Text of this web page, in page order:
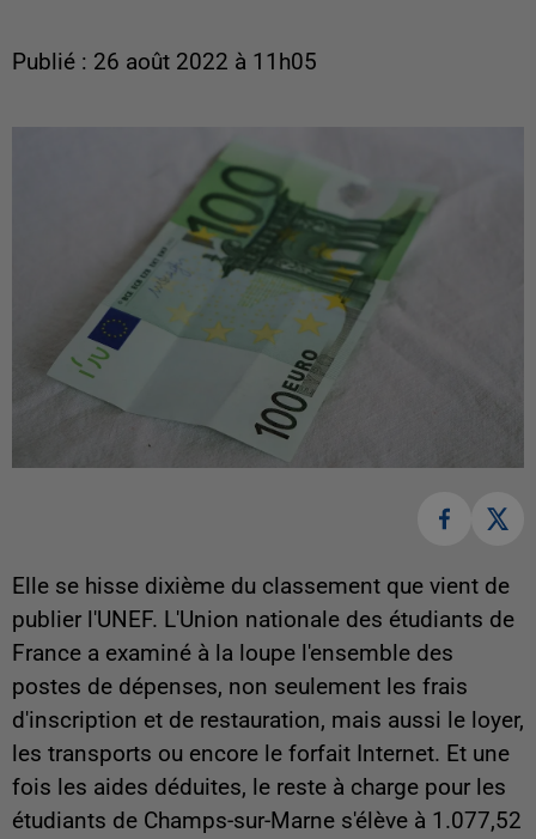
Publié : 26 août 2022 à 11h05
Elle se hisse dixième du classement que vient de
publier l'UNEF. L'Union nationale des étudiants de
France a examiné à la loupe l'ensemble des
postes de dépenses, non seulement les frais
d'inscription et de restauration, mais aussi le loyer,
les transports ou encore le forfait Internet. Et une
fois les aides déduites, le reste à charge pour les
étudiants de Champs-sur-Marne s'élève à 1.077,52